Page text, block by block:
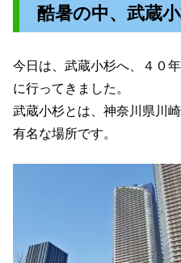
酷暑の中、武蔵
今日は、武蔵小杉へ、４０
に行ってきました。
武蔵小杉とは、神奈川県川
有名な場所です。